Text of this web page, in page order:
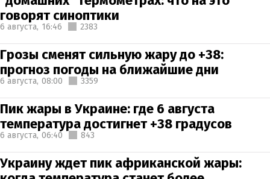
говорят синоптики
6 августа, 16:46 2383
Грозы сменят сильную жару до +38:
прогноз погоды на ближайшие дни
6 августа, 08:00 3359
Пик жары в Украине: где 6 августа
температура достигнет +38 градусов
6 августа, 06:40 843
Украину ждет пик африканской жары: